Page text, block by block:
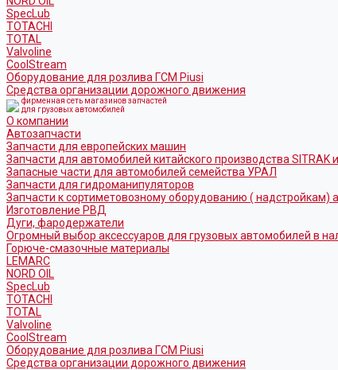
SpecLub
TOTACHI
TOTAL
Valvoline
CoolStream
Оборудование для розлива ГСМ Piusi
Средства организации дорожного движения
фирменная сеть магазинов запчастей
для грузовых автомобилей
О компании
Автозапчасти
Запчасти для европейских машин
Запчасти для автомобилей китайского производства SITRAK и
Запасные части для автомобилей семейства УРАЛ
Запчасти для гидроманипуляторов
Запчасти к сортиметовозному оборудованию (
Изготовление РВД
Дуги, фародержатели
Огромный выбор аксессуаров для грузовых автомобилей в
Горюче-смазочные материалы
LEMARC
NORD OIL
SpecLub
TOTACHI
TOTAL
Valvoline
CoolStream
Оборудование для розлива ГСМ Piusi
Средства организации дорожного движения